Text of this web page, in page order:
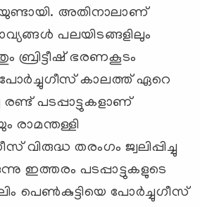
അതിനാലാണ്
പലയിടങ്ങളിലും
ബ്രിട്ടീഷ് ഭരണകൂടം
പോര്‍ച്ചുഗീസ് കാലത്ത് ഏറെ
രണ്ട് പടപ്പാട്ടുകളാണ്
രാമന്തള്ളി
വിരുദ്ധ തരംഗം ജ്വലിപ്പിച്ചു
ഇത്തരം പടപ്പാട്ടുകളുടെ
പെണ്‍കുട്ടിയെ പോര്‍ച്ചുഗീസ്